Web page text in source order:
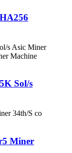
Sol/s
Miner